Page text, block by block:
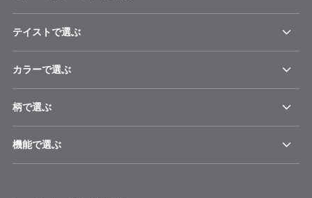
テイストで選ぶ
カラーで選ぶ
柄で選ぶ
機能で選ぶ